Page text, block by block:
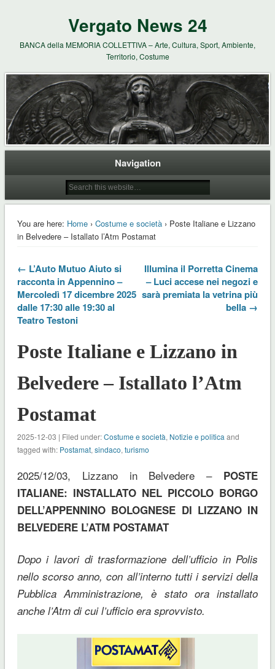
Vergato News 24
BANCA della MEMORIA COLLETTIVA – Arte, Cultura, Sport, Ambiente,
Territorio, Costume
Navigation
You are here: Home› Costume e società› Poste Italiane e Lizzano
in Belvedere – Istallato l’Atm Postamat
← L’Auto Mutuo Aiuto si
racconta in Appennino –
Mercoledì 17 dicembre 2025
dalle 17:30 alle 19:30 al
Teatro Testoni
Illumina il Porretta Cinema
– Luci accese nei negozi e
sarà premiata la vetrina più
bella →
Poste Italiane e Lizzano in
Belvedere – Istallato l’Atm
Postamat
2025-12-03 | Filed under:Costume e società, Notizie e politica and
tagged with: Postamat, sindaco, turismo
2025/12/03, Lizzano in Belvedere – POSTE
ITALIANE: INSTALLATO NEL PICCOLO BORGO
DELL’APPENNINO BOLOGNESE DI LIZZANO IN
BELVEDERE L’ATM POSTAMAT
Dopo i lavori di trasformazione dell’ufficio in Polis
nello scorso anno, con all’interno tutti i servizi della
Pubblica Amministrazione, è stato ora installato
anche l’Atm di cui l’ufficio era sprovvisto.